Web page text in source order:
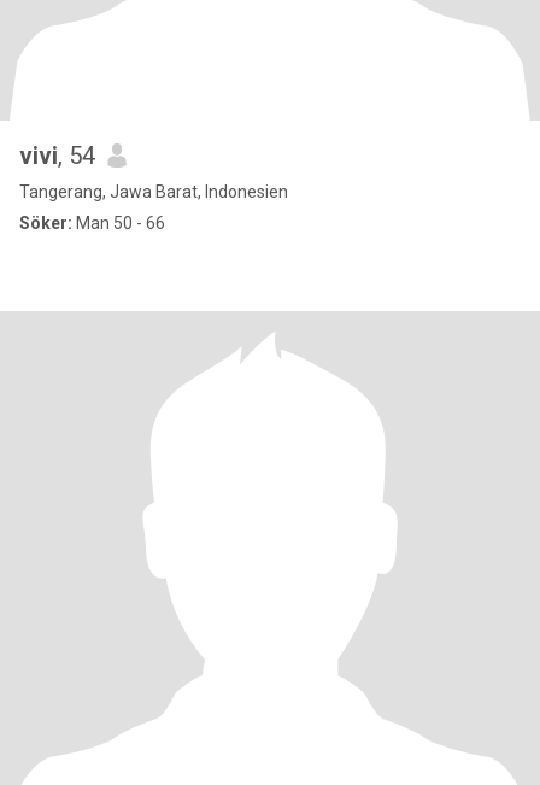
vivi, 54
Tangerang, Jawa Barat, Indonesien
Söker: Man 50 - 66